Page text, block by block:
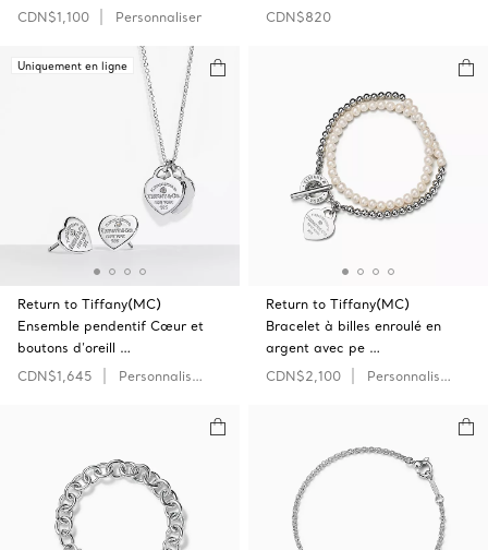
CDN$1,100
Personnaliser
CDN$820
Uniquement en ligne
Return to Tiffany(MC)
Ensemble pendentif Cœur et
boutons d’oreill …
CDN$1,645
Personnaliser
Return to Tiffany(MC)
Bracelet à billes enroulé en
argent avec pe …
CDN$2,100
Personnaliser